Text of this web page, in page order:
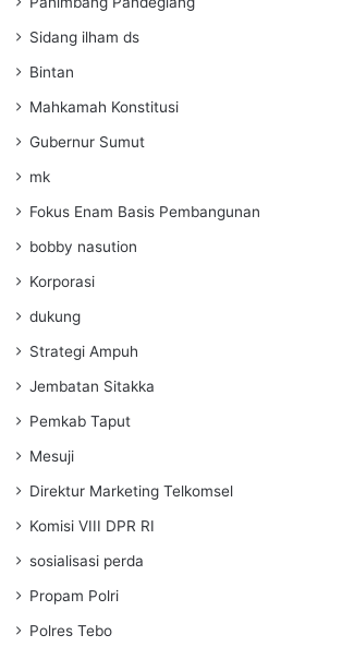
Sidang ilham ds
Bintan
Mahkamah Konstitusi
Gubernur Sumut
mk
Fokus Enam Basis Pembangunan
bobby nasution
Korporasi
dukung
Strategi Ampuh
Jembatan Sitakka
Pemkab Taput
Mesuji
Direktur Marketing Telkomsel
Komisi VIII DPR RI
sosialisasi perda
Propam Polri
Polres Tebo